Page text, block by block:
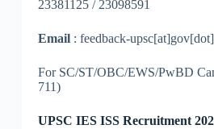
23381125 / 23098591
Email: feedback-
For SC/ST/OBC/EWS/PwBD
711)
UPSC IES ISS Recruitment